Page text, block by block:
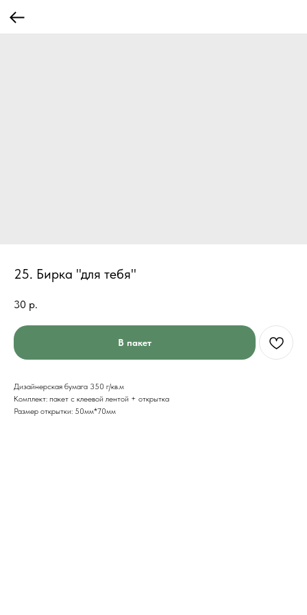
25. Бирка "для тебя"
30 р.
В пакет
Дизайнерская бумага 350 г/кв.м
Комплект: пакет с клеевой лентой + открытка
Размер открытки: 50мм*70мм